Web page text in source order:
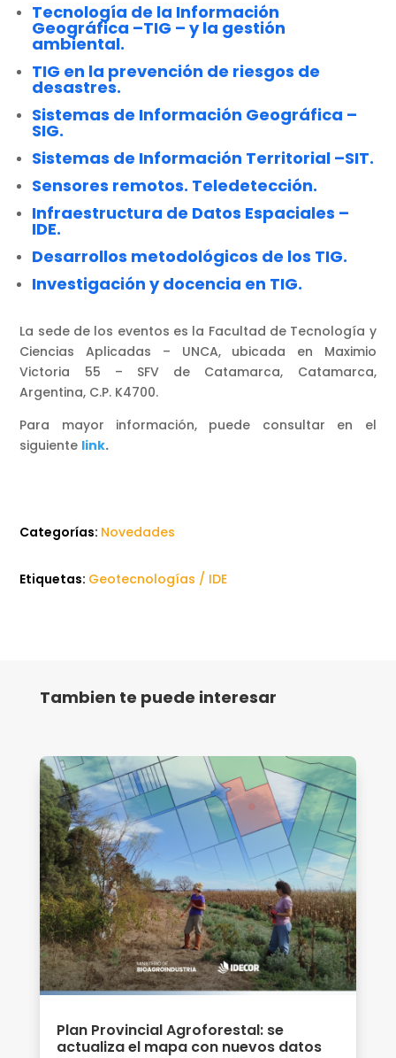
Tecnología de la Información
Geográfica –TIG – y la gestión
ambiental.
TIG en la prevención de riesgos de
desastres.
Sistemas de Información Geográfica –
SIG.
Sistemas de Información Territorial –SIT.
Sensores remotos. Teledetección.
Infraestructura de Datos Espaciales –
IDE.
Desarrollos metodológicos de los TIG.
Investigación y docencia en TIG.
La sede de los eventos es la Facultad de Tecnología y
Ciencias Aplicadas – UNCA, ubicada en Maximio
Victoria 55 – SFV de Catamarca, Catamarca,
Argentina, C.P. K4700.
Para mayor información, puede consultar en el
siguiente link.
Categorías: Novedades
Etiquetas: Geotecnologías / IDE
Tambien te puede interesar
Plan Provincial Agroforestal: se
actualiza el mapa con nuevos datos